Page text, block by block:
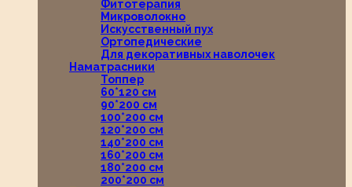
Фитотерапия
Микроволокно
Искусственный пух
Ортопедические
Для декоративных наволочек
Наматрасники
Топпер
60*120 см
90*200 см
100*200 см
120*200 см
140*200 см
160*200 см
180*200 см
200*200 см